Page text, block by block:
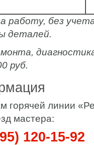
работу, без
деталей.
руб.
горячей линии
мастера:
120-15-92